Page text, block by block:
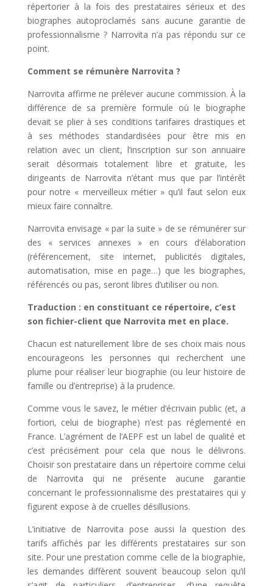
répertorier à la fois des prestataires sérieux et des
biographes autoproclamés sans aucune garantie de
professionnalisme ? Narrovita n’a pas répondu sur ce
point.
Comment se rémunère Narrovita ?
Narrovita affirme ne prélever aucune commission. À la
différence de sa première formule où le biographe
devait se plier à ses conditions tarifaires drastiques et
à ses méthodes standardisées pour être mis en
relation avec un client, l’inscription sur son annuaire
serait désormais totalement libre et gratuite, les
dirigeants de Narrovita n’étant mus que par l’intérêt
pour notre « merveilleux métier » qu’il faut selon eux
mieux faire connaître.
Narrovita envisage « par la suite » de se rémunérer sur
des « services annexes » en cours d’élaboration
(référencement, site internet, publicités digitales,
automatisation, mise en page…) que les biographes,
référencés ou pas, seront libres d’utiliser ou non.
Traduction : en constituant ce répertoire, c’est
son fichier-client que Narrovita met en place.
Chacun est naturellement libre de ses choix mais nous
encourageons les personnes qui recherchent une
plume pour réaliser leur biographie (ou leur histoire de
famille ou d’entreprise) à la prudence.
Comme vous le savez, le métier d’écrivain public (et, a
fortiori, celui de biographe) n’est pas réglementé en
France. L’agrément de l’AEPF est un label de qualité et
c’est précisément pour cela que nous le délivrons.
Choisir son prestataire dans un répertoire comme celui
de Narrovita qui ne présente aucune garantie
concernant le professionnalisme des prestataires qui y
figurent expose à de cruelles désillusions.
L’initiative de Narrovita pose aussi la question des
tarifs affichés par les différents prestataires sur son
site. Pour une prestation comme celle de la biographie,
les demandes diffèrent souvent beaucoup selon qu’il